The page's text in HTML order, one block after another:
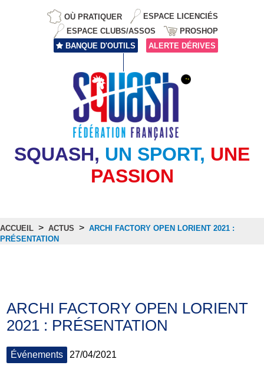
OÙ PRATIQUER
ESPACE LICENCIÉS
ESPACE CLUBS/ASSOS
PROSHOP
BANQUE D'OUTILS
ALERTE DÉRIVES
SQUASH, UN SPORT, UNE
PASSION
ACCUEIL > ACTUS > ARCHI FACTORY OPEN LORIENT 2021 :
PRÉSENTATION
ARCHI FACTORY OPEN LORIENT
2021 : PRÉSENTATION
Événements 27/04/2021